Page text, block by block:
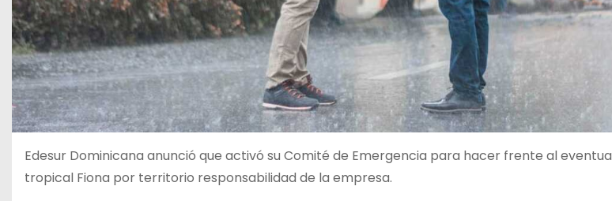
Edesur Dominicana anunció que activó su Comité de Emergencia para hacer frente al
tropical Fiona por territorio responsabilidad de la empresa.